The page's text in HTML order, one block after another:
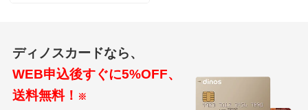
ディノスのサイズ
ディノスカードなら、
WEB申込後すぐに5%OFF、
送料無料！ ※